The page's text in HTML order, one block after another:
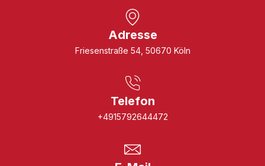
Adresse
Friesenstraße 54, 50670 Köln
Telefon
+4915792644472